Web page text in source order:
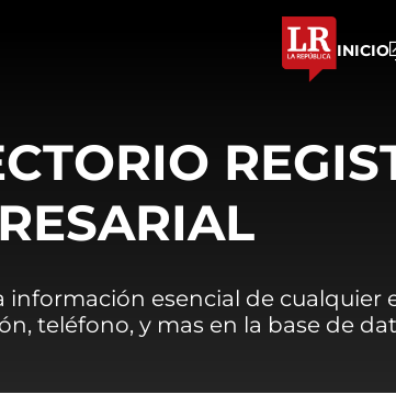
INICIO
información esencial de
teléfono, y mas en la base de